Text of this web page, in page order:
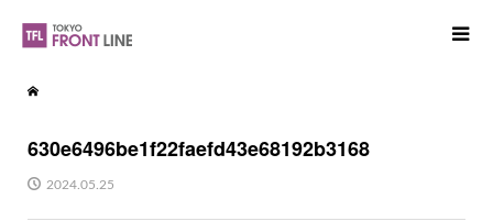
630e6496be1f22faefd43e68192b3168
2024.05.25